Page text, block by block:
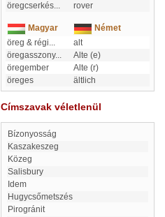
öregcserkés... rover
Magyar
Német
öreg & régi...
alt
öregasszony...
Alte (e)
öregember
Alte (r)
öreges
ältlich
Címszavak véletlenül
Bízonyosság
Kaszakeszeg
Közeg
Salisbury
idem
Hugycsőmetszés
Pirogránit